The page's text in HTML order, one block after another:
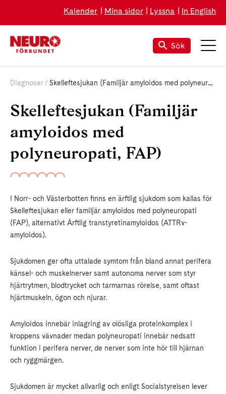
Kalender Mina sidor Lyssna In English
Sök
Diagnoser Skelleftesjukan (Familjär amyloidos med polyneuropati, FAP)
Skelleftesjukan (Familjär
amyloidos med
polyneuropati, FAP)
I Norr- och Västerbotten finns en ärftlig sjukdom som kallas för
Skelleftesjukan eller familjär amyloidos med polyneuropati
(FAP), alternativt Ärftlig transtyretinamyloidos (ATTRv-
amyloidos).
Sjukdomen ger ofta uttalade symtom från bland annat perifera
känsel- och muskelnerver samt autonoma nerver som styr
hjärtrytmen, blodtrycket och tarmarnas rörelse, samt oftast
hjärtmuskeln, ögon och njurar.
Amyloidos innebär inlagring av olösliga proteinkomplex i
kroppens vävnader medan polyneuropati innebär nedsatt
funktion i perifera nerver, de nerver som inte hör till hjärnan
och ryggmärgen.
Sjukdomen är mycket allvarlig och enligt Socialstyrelsen lever